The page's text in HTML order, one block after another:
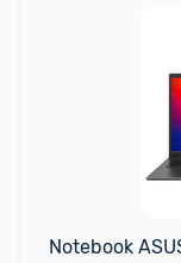
Notebook